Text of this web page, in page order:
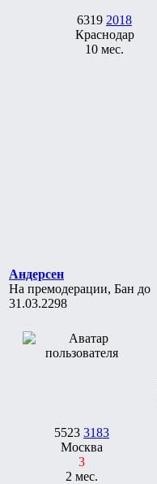
6319 2018
Краснодар
10 мес.
Андерсен
На премодерации, Бан до
31.03.2298
5523 3183
Москва
3
2 мес.